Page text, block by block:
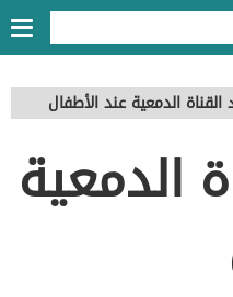
القناة الدمعية عند الأطفال
الدمعية